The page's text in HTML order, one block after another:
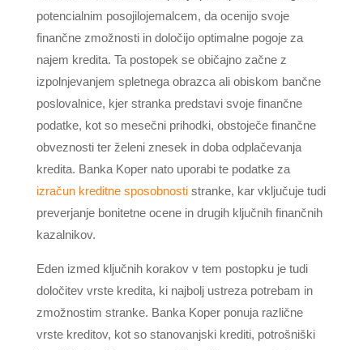
potencialnim posojilojemalcem, da ocenijo svoje
finančne zmožnosti in določijo optimalne pogoje za
najem kredita. Ta postopek se običajno začne z
izpolnjevanjem spletnega obrazca ali obiskom bančne
poslovalnice, kjer stranka predstavi svoje finančne
podatke, kot so mesečni prihodki, obstoječe finančne
obveznosti ter želeni znesek in doba odplačevanja
kredita. Banka Koper nato uporabi te podatke za
izračun kreditne sposobnostistranke, kar vključuje tudi
preverjanje bonitetne ocene in drugih ključnih finančnih
kazalnikov.
Eden izmed ključnih korakov v tem postopku je tudi
določitev vrste kredita, ki najbolj ustreza potrebam in
zmožnostim stranke. Banka Koper ponuja različne
vrste kreditov, kot so stanovanjski krediti, potrošniški